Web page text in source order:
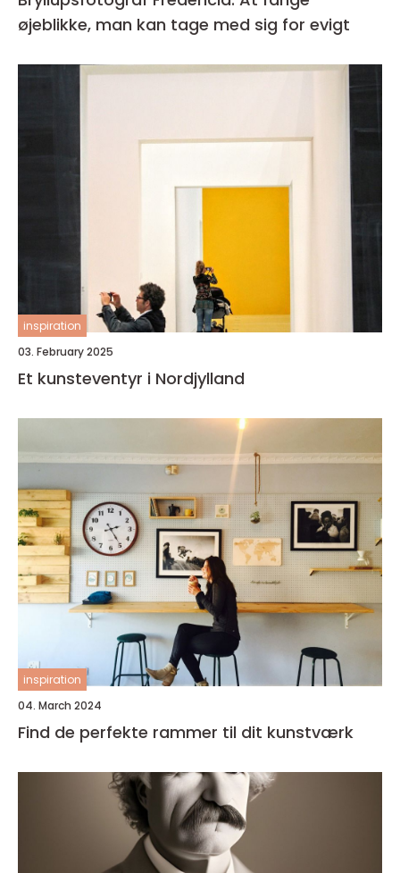
øjeblikke, man kan tage med sig for evigt
inspiration
03. February 2025
Et kunsteventyr i Nordjylland
inspiration
04. March 2024
Find de perfekte rammer til dit kunstværk